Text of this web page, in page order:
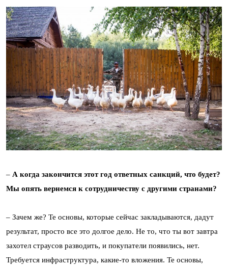
– А когда закончится этот год ответных санкций, что будет?
Мы опять вернемся к сотрудничеству с другими странами?
– Зачем же? Те основы, которые сейчас закладываются, дадут
результат, просто все это долгое дело. Не то, что ты вот завтра
захотел страусов разводить, и покупатели появились, нет.
Требуется инфраструктура, какие-то вложения. Те основы,